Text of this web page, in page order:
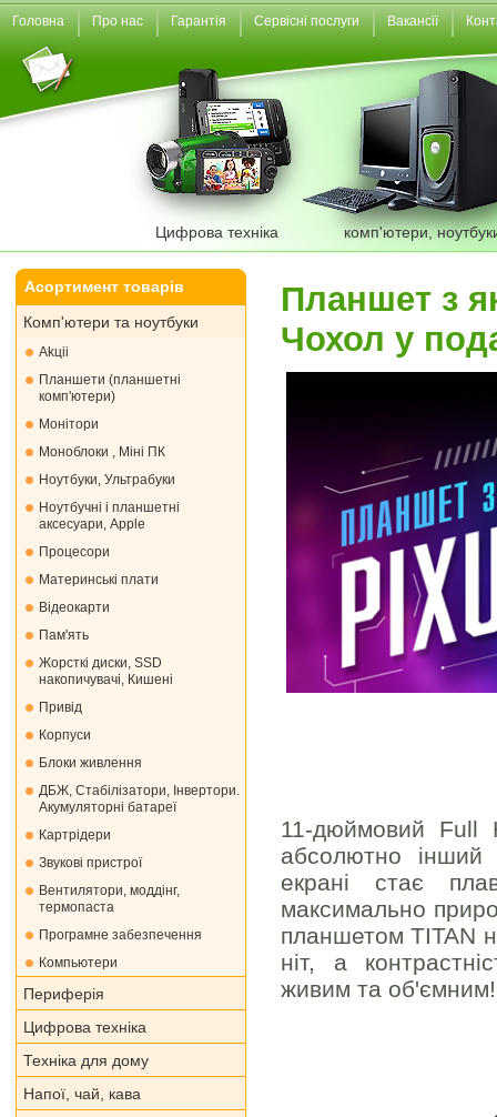
Головна Про нас Гарантія Сервісні послуги Вакансії
Цифрова техніка комп'ютери,
Асортимент товарів
Комп'ютери та ноутбуки
Akціі
Планшети (планшетні
комп'ютери)
Монiтори
Моноблоки , Міні ПК
Ноутбуки, Ультрабуки
Ноутбучні і планшетні
аксесуари, Apple
Процесори
Материнські плати
Відеокарти
Пам'ять
Жорсткі диски, SSD
накопичувачі, Кишені
Привід
Корпуси
Блоки живлення
ДБЖ, Стабілізатори, Інвертори.
Акумуляторні батареї
Картрідери
Звукові пристрої
Вентилятори, моддінг,
термопаста
Програмне забезпечення
Компьютери
Периферія
Цифрова техніка
Техніка для дому
Напої, чай, кава
Планшет з
Чохол у
11-дюймовий Full
абсолютно інший
екрані стає
максимально
планшетом TITAN
ніт, а
живим та об'ємним!